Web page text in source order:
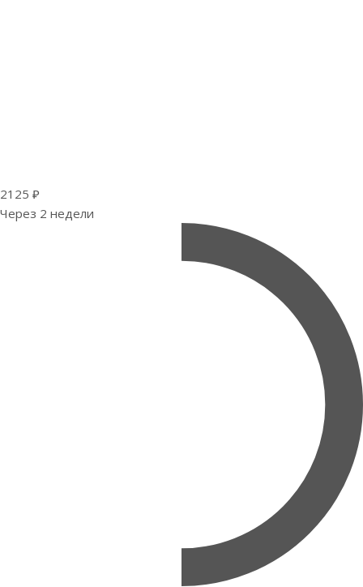
2125 ₽
Через 2 недели